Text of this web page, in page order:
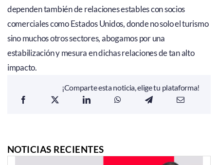
dependen también de relaciones estables con socios
comerciales como Estados Unidos, donde no solo el turismo
sino muchos otros sectores, abogamos por una
estabilización y mesura en dichas relaciones de tan alto
impacto.
¡Comparte esta noticia, elige tu plataforma!
NOTICIAS RECIENTES